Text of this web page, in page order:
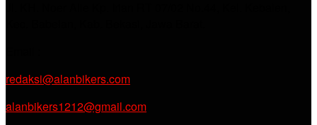
redaksi@alanbikers.com
alanbikers1212@gmail.com